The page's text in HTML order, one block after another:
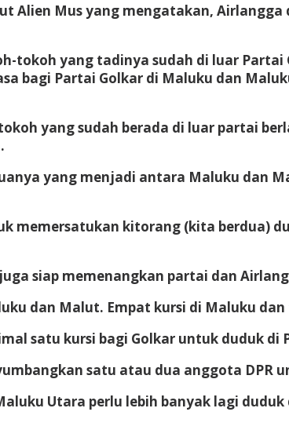
Alien Mus yang mengatakan,
tokoh yang tadinya sudah di luar
bagi Partai Golkar di Maluku dan
yang sudah berada di luar partai
yang menjadi antara Maluku dan
memersatukan kitorang (kita berdua)
siap memenangkan partai dan
dan Malut. Empat kursi di Maluku
satu kursi bagi Golkar untuk duduk di
satu atau dua anggota DPR
Utara perlu lebih banyak lagi